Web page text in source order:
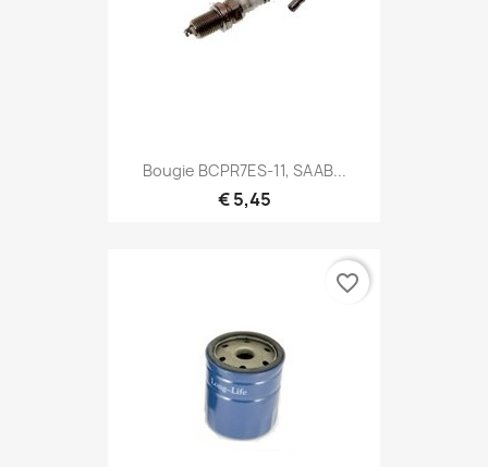
Bougie BCPR7ES-11, SAAB...
€ 5,45
favorite_border